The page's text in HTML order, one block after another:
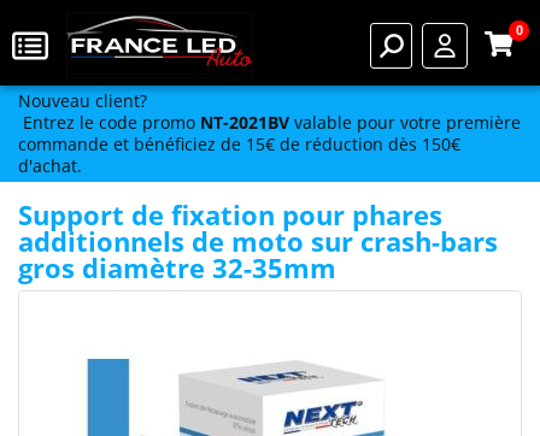
0
Nouveau client?
Entrez le code promo NT-2021BV valable pour votre première
commande et bénéficiez de 15€ de réduction dès 150€
d'achat.
Support de fixation pour phares
additionnels de moto sur crash-bars
gros diamètre 32-35mm